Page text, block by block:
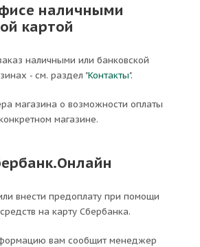
наличными
картой
наличными или банковской
- см. раздел "Контакты".
магазина о возможности оплаты
магазине.
внести предоплату при помощи
на карту Сбербанка.
вам сообщит менеджер